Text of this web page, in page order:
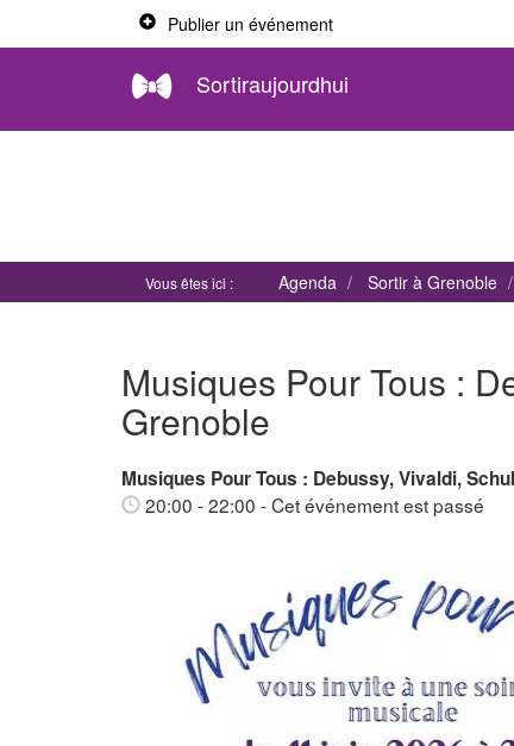
Publier un événement
Sortiraujourdhui
Vous êtes ici : Agenda Sortir à Grenoble
Musiques Pour Tous :
Grenoble
Musiques Pour Tous : Debussy, Vivaldi,
20:00 - 22:00 - Cet événement est passé